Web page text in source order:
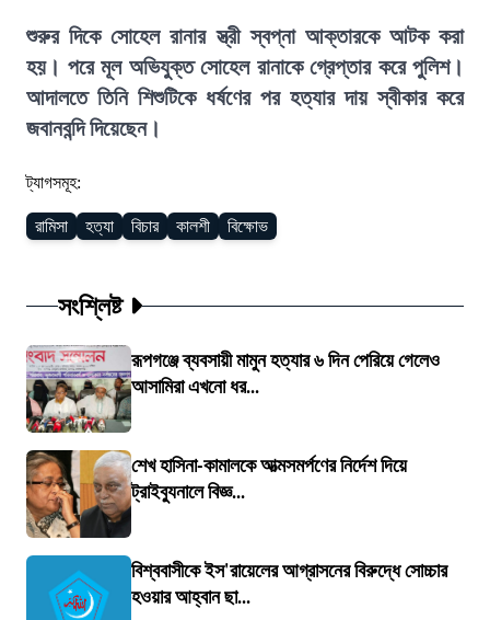
শুরুর দিকে সোহেল রানার স্ত্রী স্বপ্না আক্তারকে আটক করা
হয়। পরে মূল অভিযুক্ত সোহেল রানাকে গ্রেপ্তার করে পুলিশ।
আদালতে তিনি শিশুটিকে ধর্ষণের পর হত্যার দায় স্বীকার করে
জবানবন্দি দিয়েছেন।
ট্যাগসমূহ:
রামিসা হত্যা বিচার কালশী বিক্ষোভ
সংশ্লিষ্ট
রূপগঞ্জে ব্যবসায়ী মামুন হত্যার ৬ দিন পেরিয়ে গেলেও
আসামিরা এখনো ধর...
শেখ হাসিনা-কামালকে আত্মসমর্পণের নির্দেশ দিয়ে
ট্রাইব্যুনালে বিজ্ঞ...
বিশ্ববাসীকে ইস'রায়েলের আগ্রাসনের বিরুদ্ধে সোচ্চার
হওয়ার আহ্বান ছা...